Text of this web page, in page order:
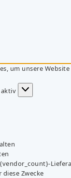
um unsere
diese Zwecke